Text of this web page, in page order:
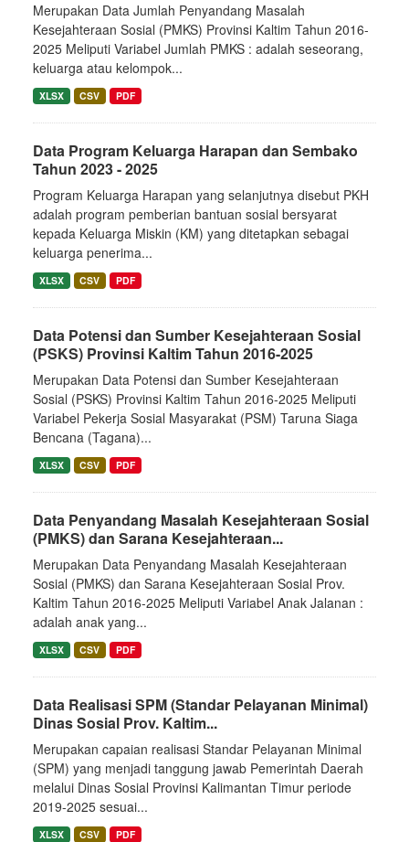
Merupakan Data Jumlah Penyandang Masalah
Kesejahteraan Sosial (PMKS) Provinsi Kaltim Tahun 2016-
2025 Meliputi Variabel Jumlah PMKS : adalah seseorang,
keluarga atau kelompok...
XLSX CSV PDF
Data Program Keluarga Harapan dan Sembako
Tahun 2023 - 2025
Program Keluarga Harapan yang selanjutnya disebut PKH
adalah program pemberian bantuan sosial bersyarat
kepada Keluarga Miskin (KM) yang ditetapkan sebagai
keluarga penerima...
XLSX CSV PDF
Data Potensi dan Sumber Kesejahteraan Sosial
(PSKS) Provinsi Kaltim Tahun 2016-2025
Merupakan Data Potensi dan Sumber Kesejahteraan
Sosial (PSKS) Provinsi Kaltim Tahun 2016-2025 Meliputi
Variabel Pekerja Sosial Masyarakat (PSM) Taruna Siaga
Bencana (Tagana)...
XLSX CSV PDF
Data Penyandang Masalah Kesejahteraan Sosial
(PMKS) dan Sarana Kesejahteraan...
Merupakan Data Penyandang Masalah Kesejahteraan
Sosial (PMKS) dan Sarana Kesejahteraan Sosial Prov.
Kaltim Tahun 2016-2025 Meliputi Variabel Anak Jalanan :
adalah anak yang...
XLSX CSV PDF
Data Realisasi SPM (Standar Pelayanan Minimal)
Dinas Sosial Prov. Kaltim...
Merupakan capaian realisasi Standar Pelayanan Minimal
(SPM) yang menjadi tanggung jawab Pemerintah Daerah
melalui Dinas Sosial Provinsi Kalimantan Timur periode
2019-2025 sesuai...
XLSX CSV PDF